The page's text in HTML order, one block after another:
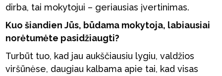
dirba, tai mokytojui – geriausias įvertinimas.
Kuo šiandien Jūs, būdama mokytoja, labiausiai
norėtumėte pasidžiaugti?
Turbūt tuo, kad jau aukščiausiu lygiu, valdžios
viršūnėse, daugiau kalbama apie tai, kad visas